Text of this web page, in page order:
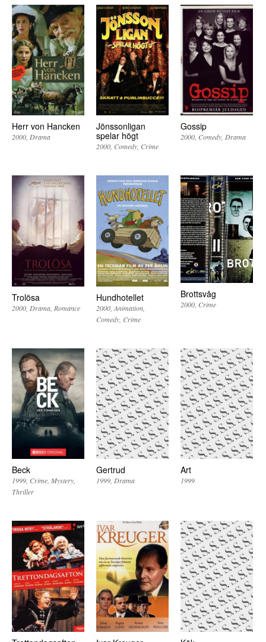
Herr von Hancken
2000 Drama
Jönssonligan
spelar högt
2000 Comedy Crime
Gossip
2000 Comedy Drama
Trolösa
2000 Drama Romance
Hundhotellet
2000 Animation
Comedy Crime
Brottsvåg
2000 Crime
Beck
1999 Crime Mystery
Thriller
Gertrud
1999 Drama
Art
1999